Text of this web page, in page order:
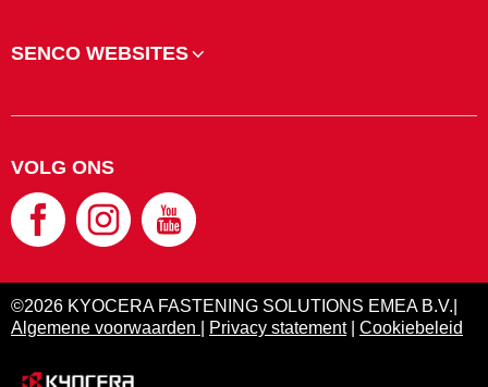
SENCO WEBSITES
VOLG ONS
©2026 KYOCERA FASTENING SOLUTIONS EMEA B.V.|
Algemene voorwaarden
Privacy statement| Cookiebeleid